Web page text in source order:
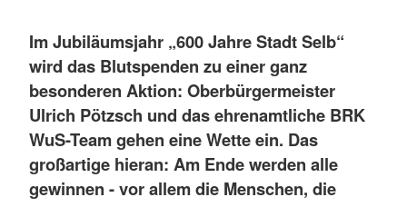
Im Jubiläumsjahr „600 Jahre Stadt Selb“
wird das Blutspenden zu einer ganz
besonderen Aktion: Oberbürgermeister
Ulrich Pötzsch und das ehrenamtliche BRK
WuS-Team gehen eine Wette ein. Das
großartige hieran: Am Ende werden alle
gewinnen - vor allem die Menschen, die